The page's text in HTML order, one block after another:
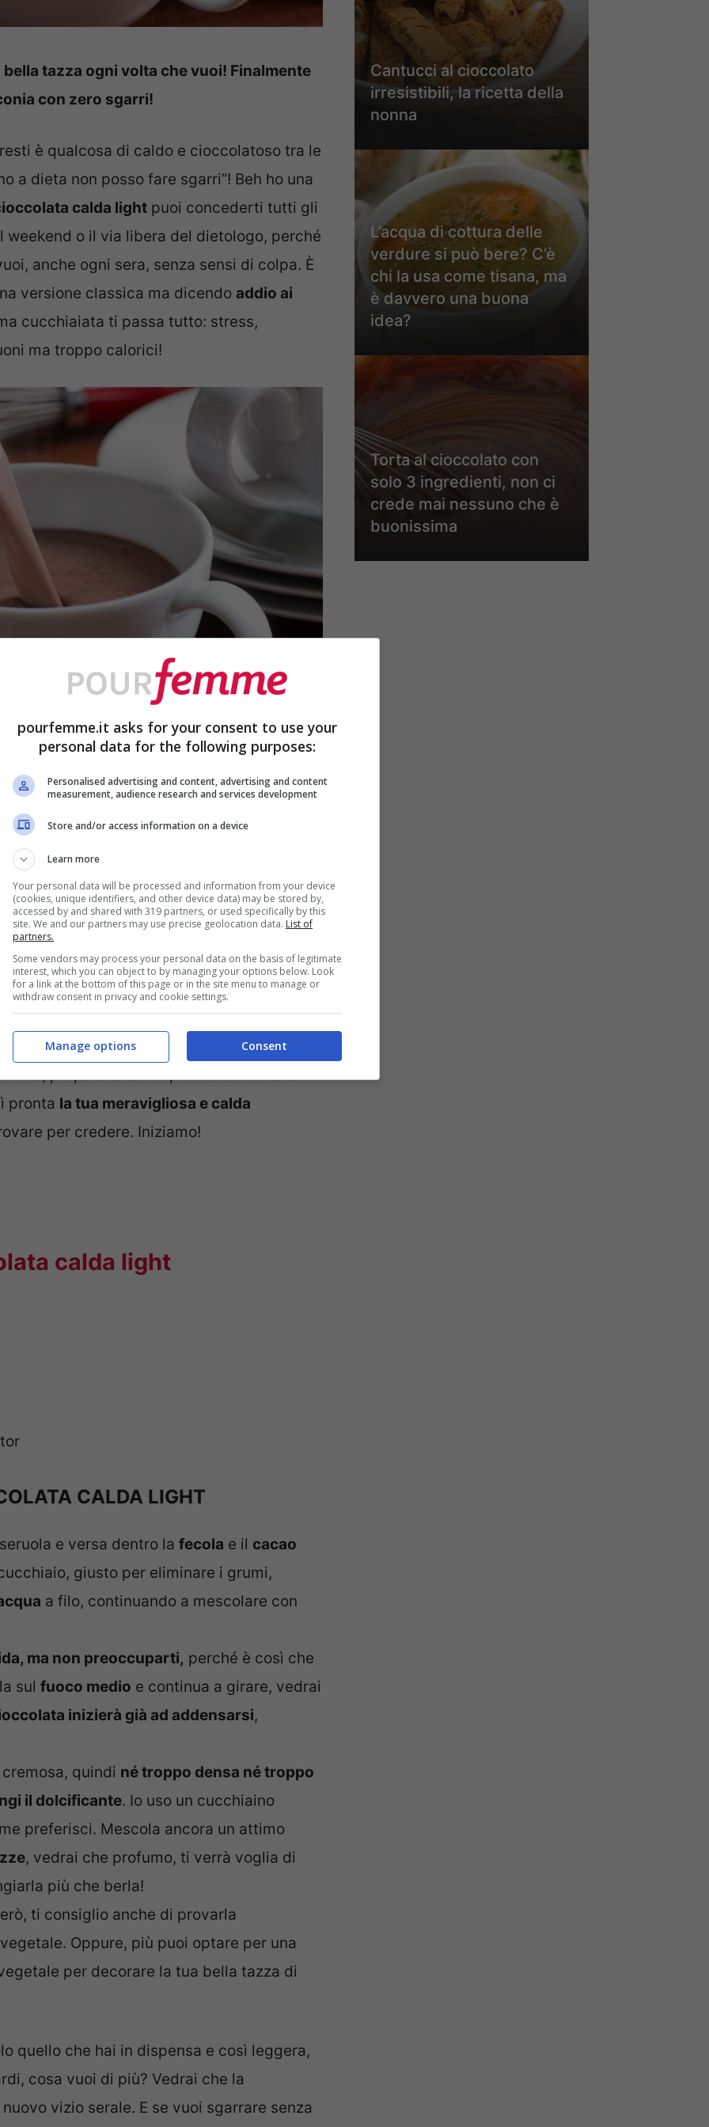
tazza ogni volta che vuoi! Finalmente
con zero sgarri!
è qualcosa di caldo e cioccolatoso tra le
a dieta non posso fare sgarri”! Beh ho una
calda light puoi concederti tutti gli
o il via libera del dietologo, perché
anche ogni sera, senza sensi di colpa. È
versione classica ma dicendo addio ai
cucchiaiata ti passa tutto: stress,
ma troppo calorici!
mentre ero alla ricerca disperata di
di cioccolato, da buona
e l’altro, è nata lei: una
Ti assicuro che non ha niente da
buona, che spesso la preparo anche
della differenza.
calorie gusto WOW!
giusta consistenza e in un piccolo
giusto. Niente latte, niente zucchero, ma
dai, prepara la tazza più bella che hai e
pronta la tua meravigliosa e calda
per credere. Iniziamo!
calda light
CALDA LIGHT
e versa dentro la fecola e il cacao
giusto per eliminare i grumi,
a filo, continuando a mescolare con
ma non preoccuparti, perché è così che
sul fuoco medio e continua a girare, vedrai
inizierà già ad addensarsi,
quindi né troppo densa né troppo
il dolcificante. Io uso un cucchiaino
preferisci. Mescola ancora un attimo
, vedrai che profumo, ti verrà voglia di
più che berla!
ti consiglio anche di provarla
Oppure, più puoi optare per una
per decorare la tua bella tazza di
quello che hai in dispensa e così leggera,
cosa vuoi di più? Vedrai che la
vizio serale. E se vuoi sgarrare senza
Cantucci al cioccolato
irresistibili, la ricetta della
nonna
L’acqua di cottura delle
verdure si può bere? C’è
chi la usa come tisana, ma
è davvero una buona
idea?
Torta al cioccolato con
solo 3 ingredienti, non ci
crede mai nessuno che è
buonissima
pourfemme.it asks for your consent to use your
personal data for the following purposes:
Personalised advertising and content, advertising and content
measurement, audience research and services development
Store and/or access information on a device
Learn more
Your personal data will be processed and information from your device
(cookies, unique identifiers, and other device data) may be stored by,
accessed by and shared with 319 partners, or used specifically by this
site. We and our partners may use precise geolocation data. List of
partners.
Some vendors may process your personal data on the basis of legitimate
interest, which you can object to by managing your options below. Look
for a link at the bottom of this page or in the site menu to manage or
withdraw consent in privacy and cookie settings.
Consent
Manage options